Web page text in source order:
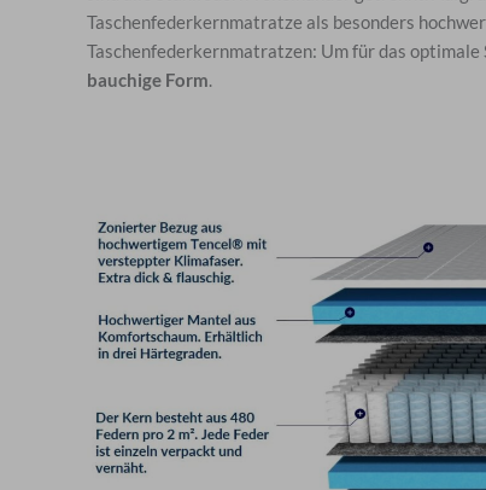
Taschenfederkernmatratze als besonders
Taschenfederkernmatratzen: Um für das
bauchige Form.